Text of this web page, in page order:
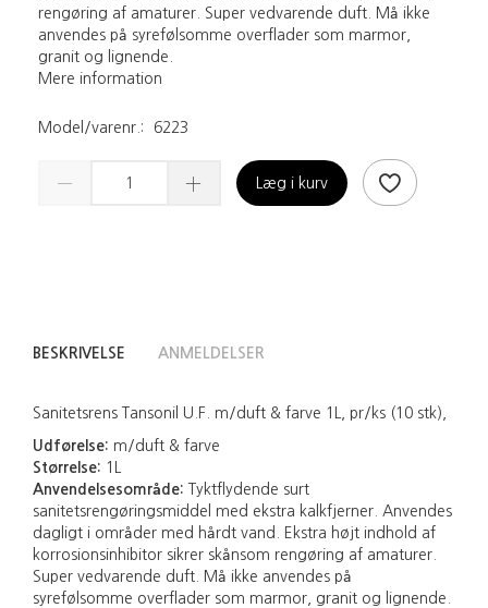
rengøring af amaturer. Super vedvarende duft. Må ikke
anvendes på syrefølsomme overflader som marmor,
granit og lignende.
Mere information
Model/varenr.: 6223
Læg i kurv
BESKRIVELSE ANMELDELSER
Sanitetsrens Tansonil U.F. m/duft & farve 1L, pr/ks (10 stk),
Udførelse: m/duft & farve
Størrelse: 1L
Anvendelsesområde: Tyktflydende surt
sanitetsrengøringsmiddel med ekstra kalkfjerner. Anvendes
dagligt i områder med hårdt vand. Ekstra højt indhold af
korrosionsinhibitor sikrer skånsom rengøring af amaturer.
Super vedvarende duft. Må ikke anvendes på
syrefølsomme overflader som marmor, granit og lignende.